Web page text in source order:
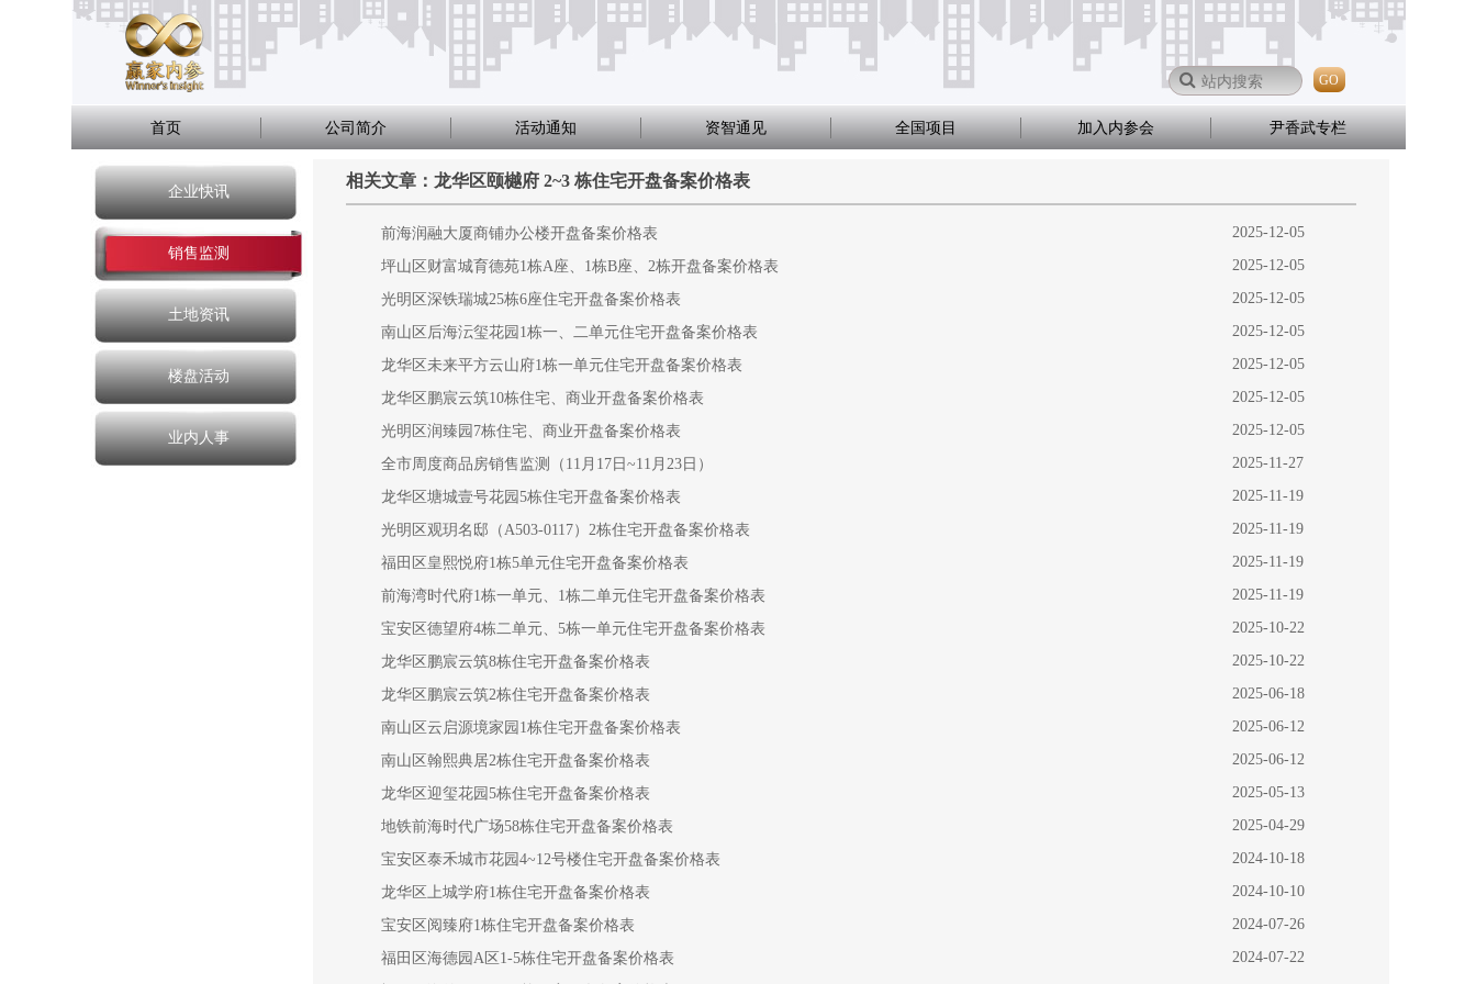
GO
首页 公司简介 活动通知 资智通见 全国项目 加入内参会 尹香武专栏
企业快讯
销售监测
土地资讯
楼盘活动
业内人事
相关文章：龙华区颐樾府 2~3 栋住宅开盘备案价格表
前海润融大厦商铺办公楼开盘备案价格表 2025-12-05
坪山区财富城育德苑1栋A座、1栋B座、2栋开盘备案价格表 2025-12-05
光明区深铁瑞城25栋6座住宅开盘备案价格表 2025-12-05
南山区后海沄玺花园1栋一、二单元住宅开盘备案价格表 2025-12-05
龙华区未来平方云山府1栋一单元住宅开盘备案价格表 2025-12-05
龙华区鹏宸云筑10栋住宅、商业开盘备案价格表 2025-12-05
光明区润臻园7栋住宅、商业开盘备案价格表 2025-12-05
全市周度商品房销售监测（11月17日~11月23日） 2025-11-27
龙华区塘城壹号花园5栋住宅开盘备案价格表 2025-11-19
光明区观玥名邸（A503-0117）2栋住宅开盘备案价格表 2025-11-19
福田区皇熙悦府1栋5单元住宅开盘备案价格表 2025-11-19
前海湾时代府1栋一单元、1栋二单元住宅开盘备案价格表 2025-11-19
宝安区德望府4栋二单元、5栋一单元住宅开盘备案价格表 2025-10-22
龙华区鹏宸云筑8栋住宅开盘备案价格表 2025-10-22
龙华区鹏宸云筑2栋住宅开盘备案价格表 2025-06-18
南山区云启源境家园1栋住宅开盘备案价格表 2025-06-12
南山区翰熙典居2栋住宅开盘备案价格表 2025-06-12
龙华区迎玺花园5栋住宅开盘备案价格表 2025-05-13
地铁前海时代广场58栋住宅开盘备案价格表 2025-04-29
宝安区泰禾城市花园4~12号楼住宅开盘备案价格表 2024-10-18
龙华区上城学府1栋住宅开盘备案价格表 2024-10-10
宝安区阅臻府1栋住宅开盘备案价格表 2024-07-26
福田区海德园A区1-5栋住宅开盘备案价格表 2024-07-22